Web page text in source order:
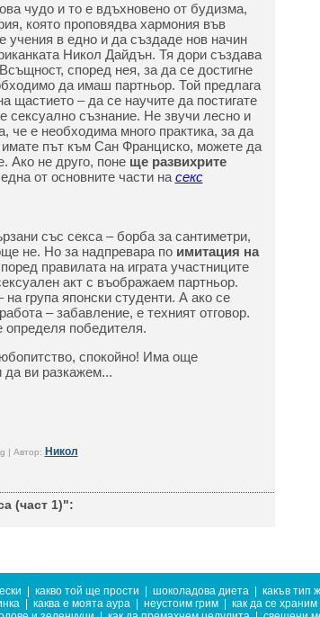
чудо и то е вдъхновено от будизма,
която проповядва хармония във
учения в едно и да създаде нов начин
Никол Дайдън. Тя дори създава
според нея, за да се достигне
да имаш партньор. Той предлага
щастието – да се научите да постигате
сексуално съзнание. Не звучи лесно и
че е необходима много практика, за да
имате път към Сан Франциско, можете да
Ако не друго, поне ще развихрите
от основните части на секс
със секса – борба за сантиметри,
не. Но за надпревара по имитация на
правилата на играта участниците
акт с въображаем партньор.
група японски студенти. А ако се
– забавление, е техният отговор.
определя победителя.
спокойно! Има още
да ви разкажем...
| Автор: Никол
(част 1)":
какво той ще прости шоколадова диета какъв тип
каква е моята аура неустоим грим как да се храним